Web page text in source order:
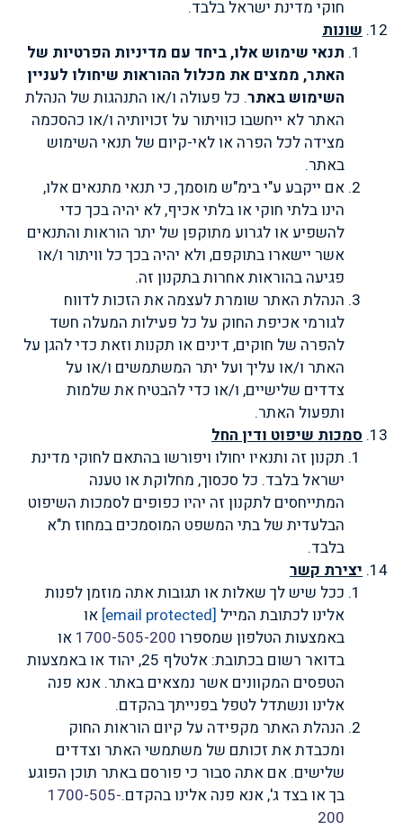
חוקי מדינת ישראל בלבד.
שונות
תנאי שימוש אלו, ביחד עם מדיניות הפרטיות של
האתר, ממצים את מכלול ההוראות שיחולו לעניין
השימוש באתר. כל פעולה ו/או התנהגות של הנהלת
האתר לא ייחשבו כוויתור על זכויותיה ו/או כהסכמה
מצידה לכל הפרה או לאי-קיום של תנאי השימוש
באתר.
אם ייקבע ע"י בימ"ש מוסמך, כי תנאי מתנאים אלו,
הינו בלתי חוקי או בלתי אכיף, לא יהיה בכך כדי
להשפיע או לגרוע מתוקפן של יתר הוראות והתנאים
אשר יישארו בתוקפם, ולא יהיה בכך כל וויתור ו/או
פגיעה בהוראות אחרות בתקנון זה.
הנהלת האתר שומרת לעצמה את הזכות לדווח
לגורמי אכיפת החוק על כל פעילות המעלה חשד
להפרה של חוקים, דינים או תקנות וזאת כדי להגן על
האתר ו/או עליך ועל יתר המשתמשים ו/או על
צדדים שלישיים, ו/או כדי להבטיח את שלמות
ותפעול האתר.
סמכות שיפוט ודין החל
תקנון זה ותנאיו יחולו ויפורשו בהתאם לחוקי מדינת
ישראל בלבד. כל סכסוך, מחלוקת או טענה
המתייחסים לתקנון זה יהיו כפופים לסמכות השיפוט
הבלעדית של בתי המשפט המוסמכים במחוז ת"א
בלבד.
יצירת קשר
ככל שיש לך שאלות או תגובות אתה מוזמן לפנות
אלינו לכתובת המייל [email protected]
או
באמצעות הטלפון שמספרו 1700-505-200 או
בדואר רשום בכתובת: אלטלף 25, יהוד או באמצעות
הטפסים המקוונים אשר נמצאים באתר. אנא פנה
אלינו ונשתדל לטפל בפנייתך בהקדם.
הנהלת האתר מקפידה על קיום הוראות החוק
ומכבדת את זכותם של משתמשי האתר וצדדים
שלישים. אם אתה סבור כי פורסם באתר תוכן הפוגע
בך או בצד ג', אנא פנה אלינו בהקדם.1700-505-
200